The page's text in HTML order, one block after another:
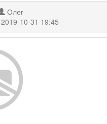
Олег
2019-10-31 19:45